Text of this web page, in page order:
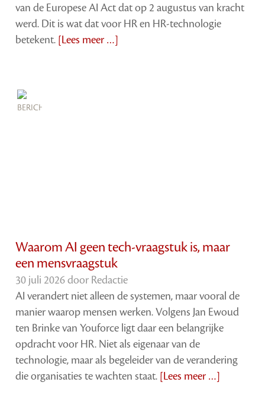
van de Europese AI Act dat op 2 augustus van kracht
werd. Dit is wat dat voor HR en HR-technologie
betekent. [Lees meer …]
Waarom AI geen tech-vraagstuk is, maar
een mensvraagstuk
30 juli 2026 door Redactie
AI verandert niet alleen de systemen, maar vooral de
manier waarop mensen werken. Volgens Jan Ewoud
ten Brinke van Youforce ligt daar een belangrijke
opdracht voor HR. Niet als eigenaar van de
technologie, maar als begeleider van de verandering
die organisaties te wachten staat. [Lees meer …]